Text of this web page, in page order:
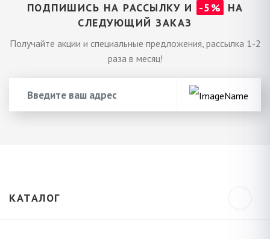
ПОДПИШИСЬ НА РАССЫЛКУ И -5%
НА
СЛЕДУЮЩИЙ ЗАКАЗ
Получайте акции и специальные предложения, рассылка 1-2
раза в месяц!
КАТАЛОГ